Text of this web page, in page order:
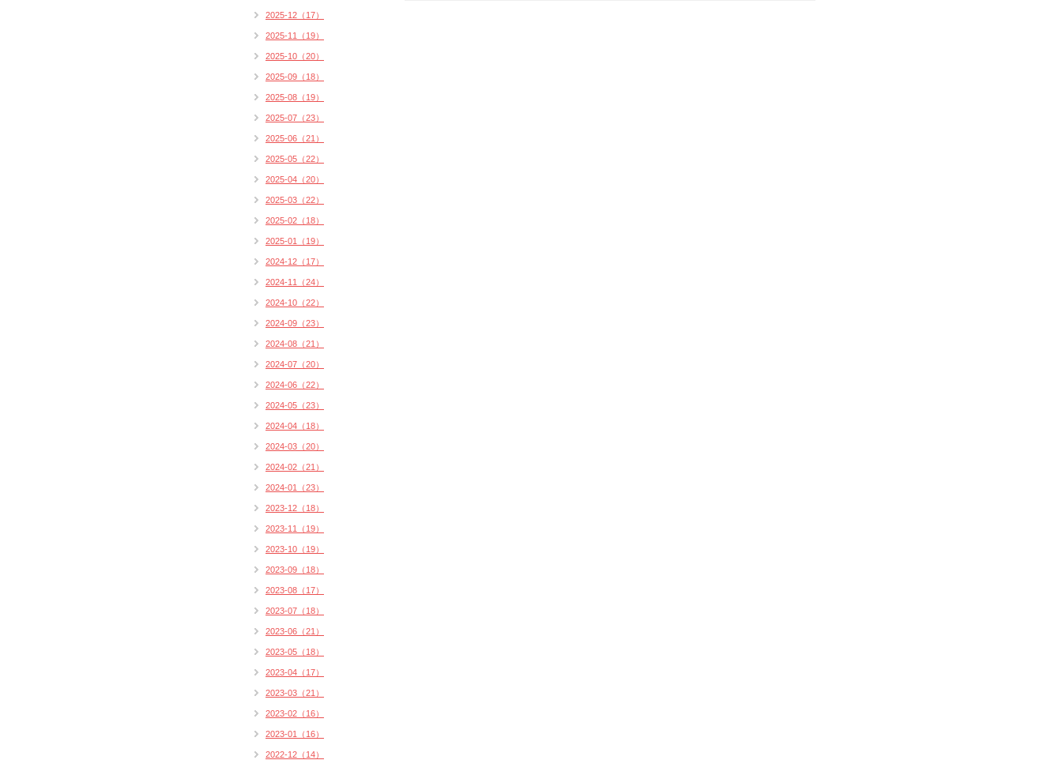
2025-12（17）
2025-11（19）
2025-10（20）
2025-09（18）
2025-08（19）
2025-07（23）
2025-06（21）
2025-05（22）
2025-04（20）
2025-03（22）
2025-02（18）
2025-01（19）
2024-12（17）
2024-11（24）
2024-10（22）
2024-09（23）
2024-08（21）
2024-07（20）
2024-06（22）
2024-05（23）
2024-04（18）
2024-03（20）
2024-02（21）
2024-01（23）
2023-12（18）
2023-11（19）
2023-10（19）
2023-09（18）
2023-08（17）
2023-07（18）
2023-06（21）
2023-05（18）
2023-04（17）
2023-03（21）
2023-02（16）
2023-01（16）
2022-12（14）